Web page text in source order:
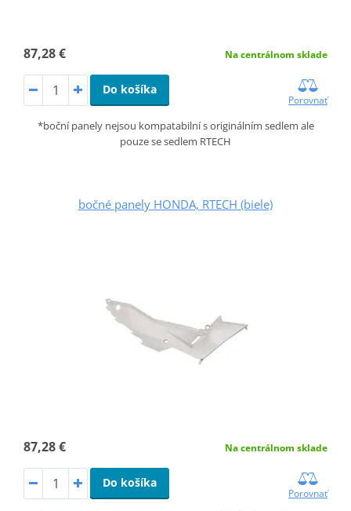
87,28 € Na centrálnom sklade
Do košíka
Porovnať
*boční panely nejsou kompatabilní s originálním sedlem ale
pouze se sedlem RTECH
bočné panely HONDA, RTECH (biele)
87,28 € Na centrálnom sklade
Do košíka
Porovnať